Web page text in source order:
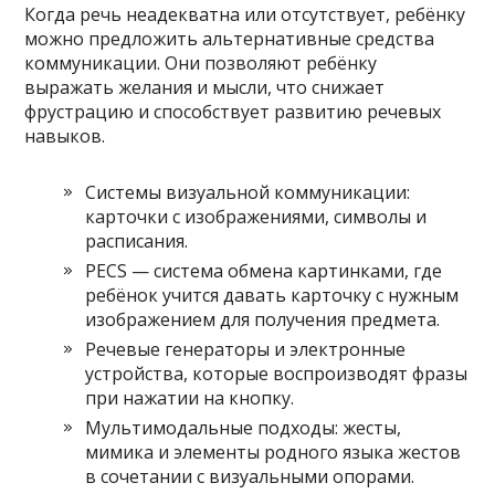
Когда речь неадекватна или отсутствует, ребёнку
можно предложить альтернативные средства
коммуникации. Они позволяют ребёнку
выражать желания и мысли, что снижает
фрустрацию и способствует развитию речевых
навыков.
Системы визуальной коммуникации:
карточки с изображениями, символы и
расписания.
PECS — система обмена картинками, где
ребёнок учится давать карточку с нужным
изображением для получения предмета.
Речевые генераторы и электронные
устройства, которые воспроизводят фразы
при нажатии на кнопку.
Мультимодальные подходы: жесты,
мимика и элементы родного языка жестов
в сочетании с визуальными опорами.